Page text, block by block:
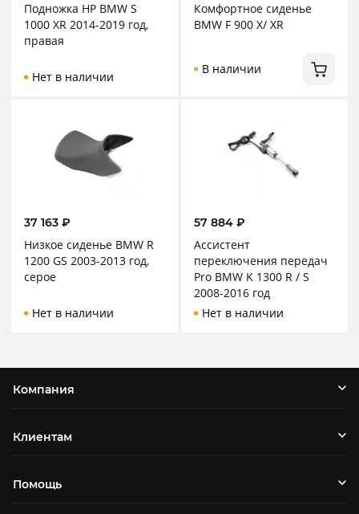
Подножка HP BMW S
1000 XR 2014-2019 год,
правая
Нет в наличии
Комфортное сиденье
BMW F 900 X/ XR
В наличии
37 163 ₽
Низкое сиденье BMW R
1200 GS 2003-2013 год,
серое
Нет в наличии
57 884 ₽
Ассистент
переключения передач
Pro BMW K 1300 R / S
2008-2016 год
Нет в наличии
Компания
Клиентам
Помощь